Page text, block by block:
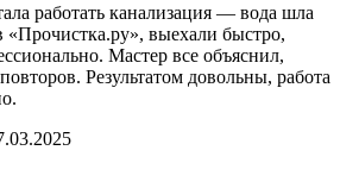
работать канализация — вода шла
«Прочистка.ру», выехали быстро,
Мастер все объяснил,
Результатом довольны, работа